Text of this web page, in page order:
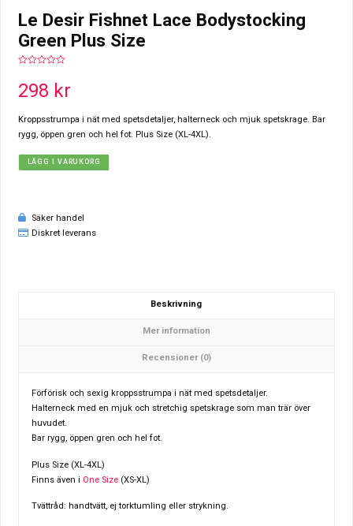
Le Desir Fishnet Lace Bodystocking
Green Plus Size
of
5
298 kr
Kroppsstrumpa i nät med spetsdetaljer, halterneck och mjuk spetskrage. Bar
rygg, öppen gren och hel fot. Plus Size (XL-4XL).
LÄGG I VARUKORG
Säker handel
Diskret leverans
Beskrivning
Mer information
Recensioner (0)
Förförisk och sexig kroppsstrumpa i nät med spetsdetaljer.
Halterneck med en mjuk och stretchig spetskrage som man trär över
huvudet.
Bar rygg, öppen gren och hel fot.
Plus Size (XL-4XL)
Finns även i One Size (XS-XL)
Tvättråd: handtvätt, ej torktumling eller strykning.